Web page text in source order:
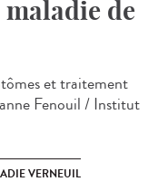
de
et traitement
Fenouil / Institut
VERNEUIL